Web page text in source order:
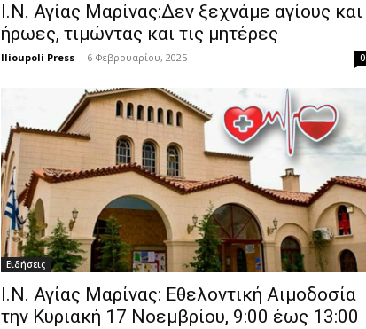
Ι.Ν. Αγίας Μαρίνας:Δεν ξεχνάμε αγίους και
ήρωες, τιμώντας και τις μητέρες
Ilioupoli Press - 6 Φεβρουαρίου, 2025 0
Ειδήσεις
Ι.Ν. Αγίας Μαρίνας: Εθελοντική Αιμοδοσία
την Κυριακή 17 Νοεμβρίου, 9:00 έως 13:00